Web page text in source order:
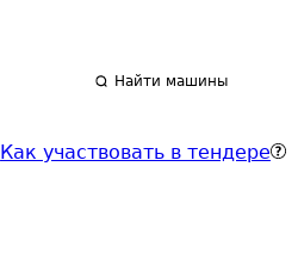
Найти машины
Как участвовать в тендере